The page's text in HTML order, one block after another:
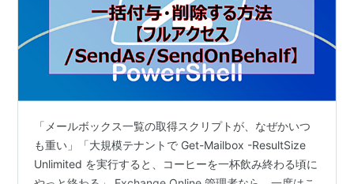
「メールボックス一覧の取得スクリプトが、なぜかいつ
も重い」「大規模テナントで Get-Mailbox -ResultSize
Unlimited を実行すると、コーヒーを一杯飲み終わる頃に